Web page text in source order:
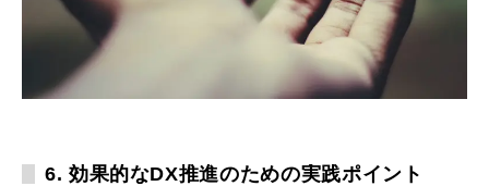
6. 効果的なDX推進のための実践ポイント